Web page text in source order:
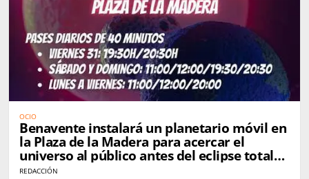
OCIO
Benavente instalará un planetario móvil en
la Plaza de la Madera para acercar el
universo al público antes del eclipse total
de Sol
REDACCIÓN